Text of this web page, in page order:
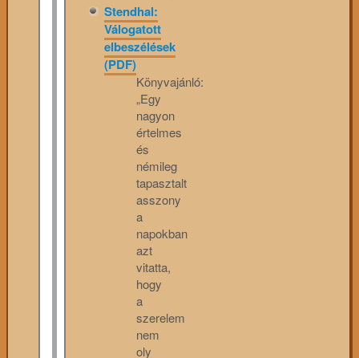
Stendhal:
Válogatott
elbeszélések
(PDF)
Könyvajánló:
„Egy
nagyon
értelmes
és
némileg
tapasztalt
asszony
a
napokban
azt
vitatta,
hogy
a
szerelem
nem
oly